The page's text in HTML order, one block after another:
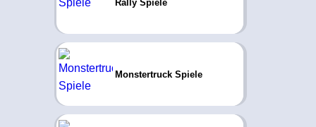
Rally Spiele
Monstertruck Spiele